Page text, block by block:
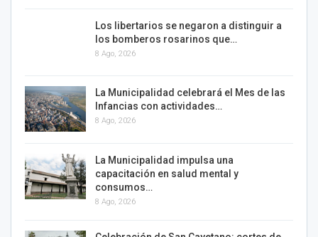
Los libertarios se negaron a distinguir a
los bomberos rosarinos que…
8 Ago, 2026
La Municipalidad celebrará el Mes de las
Infancias con actividades…
8 Ago, 2026
La Municipalidad impulsa una
capacitación en salud mental y
consumos…
8 Ago, 2026